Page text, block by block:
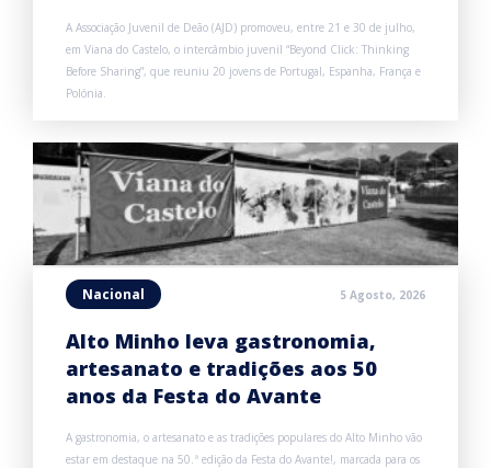
A Associação Juvenil de Deão (AJD) promoveu, entre 21 e 30 de julho,
em Viana do Castelo, o intercâmbio juvenil “Beyond Click: Thinking
Before Sharing”, que reuniu 20 jovens de Portugal, Espanha, França e
Polónia.
Nacional 5 Agosto, 2026
Alto Minho leva gastronomia,
artesanato e tradições aos 50
anos da Festa do Avante
A gastronomia, o artesanato e as tradições populares do Alto Minho vão
estar em destaque na 50.ª edição da Festa do Avante!, marcada para os